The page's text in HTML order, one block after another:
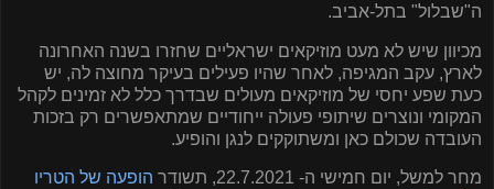
ה"שבלול" בתל-אביב.
מכיוון שיש לא מעט מוזיקאים ישראליים שחזרו בשנה האחרונה
לארץ, עקב המגיפה, לאחר שהיו פעילים בעיקר מחוצה לה, יש
כעת שפע יחסי של מוזיקאים מעולים שבדרך כלל לא זמינים לקהל
המקומי ונוצרים שיתופי פעולה ייחודיים שמתאפשרים רק בזכות
העובדה שכולם כאן ומשתוקקים לנגן והופיע.
מחר למשל, יום חמישי ה- 22.7.2021, תשודר
הופעה של הטריו